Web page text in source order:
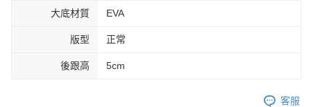
大底材質 EVA
版型 正常
後跟高 5cm
客服